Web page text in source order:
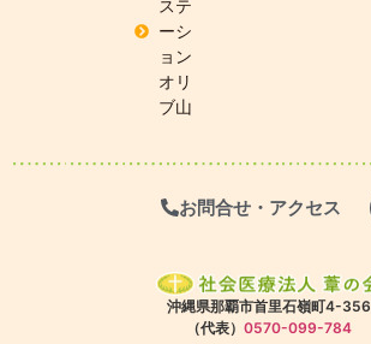
ステ
ーシ
ョン
オリ
ブ山
お問合せ・アクセス
沖縄県那覇市首里石嶺町4-356
（代表） 0570-099-784